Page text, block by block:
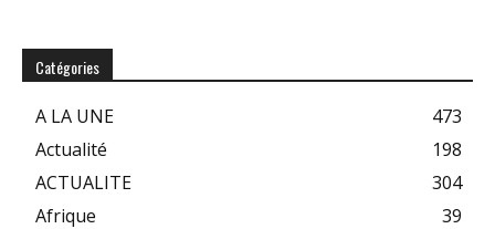
Catégories
A LA UNE
473
Actualité
198
ACTUALITE
304
Afrique
39